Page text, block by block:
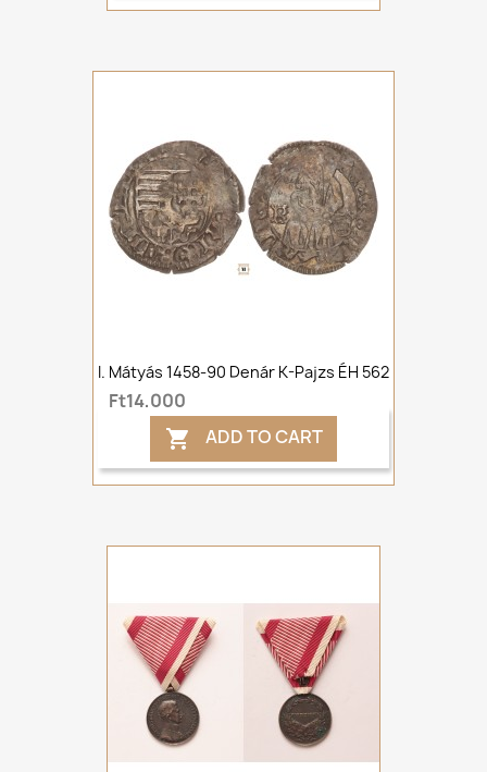
I. Mátyás 1458-90 Denár K-Pajzs ÉH 562
Ft14,000
 ADD TO CART